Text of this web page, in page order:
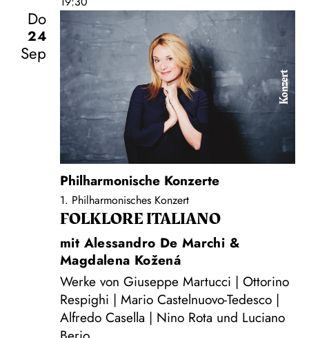
Do
24
Sep
Konzert
Philharmonische Konzerte
1. Philharmonisches Konzert
FOLKLORE ITALIANO
mit Alessandro De Marchi &
Magdalena Kožená
Werke von Giuseppe Martucci | Ottorino
Respighi | Mario Castelnuovo-Tedesco |
Alfredo Casella | Nino Rota und Luciano